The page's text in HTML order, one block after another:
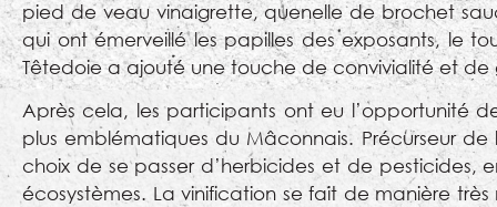
pied de veau vinaigrette, quenelle de brochet
qui ont émerveillé les papilles des exposants, le
Têtedoie a ajouté une touche de convivialité et
Après cela, les participants ont eu l’opportunité
plus emblématiques du Mâconnais. Précurseur
choix de se passer d’herbicides et de pesticides,
écosystèmes. La vinification se fait de manière